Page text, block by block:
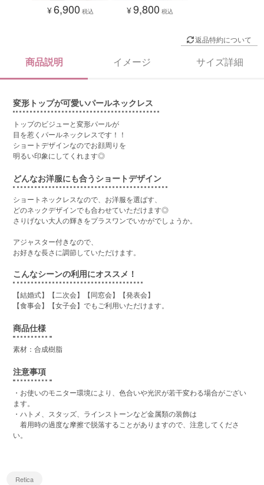
¥6,900 税込 ¥9,800 税込
返品特約について
商品説明 イメージ サイズ詳細
変形トップが可愛いパールネックレス
トップのビジューと変形パールが
目を惹くパールネックレスです！！
ショートデザインなのでお顔周りを
明るい印象にしてくれます◎
どんなお洋服にも合うショートデザイン
ショートネックレスなので、お洋服を選ばす、
どのネックデザインでも合わせていただけます◎
さりげない大人の輝きをプラスワンでいかがでしょうか。
アジャスター付きなので、
お好きな長さに調節していただけます。
こんなシーンの利用にオススメ！
【結婚式】【二次会】【同窓会】【発表会】
【食事会】【女子会】でもご利用いただけます。
商品仕様
素材：合成樹脂
注意事項
・お使いのモニター環境により、色合いや光沢が若干変わる場合がござい
ます。
・ハトメ、スタッズ、ラインストーンなど金属類の装飾は
着用時の過度な摩擦で脱落することがありますので、注意してくださ
い。
Retica